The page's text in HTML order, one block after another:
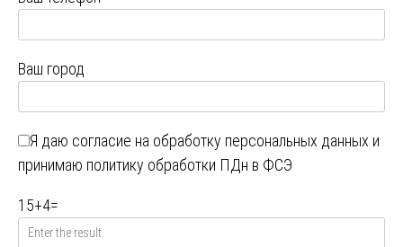
Ваш город
Я даю согласие на обработку персональных данных и
принимаю политику обработки ПДн в ФСЭ
15+4=